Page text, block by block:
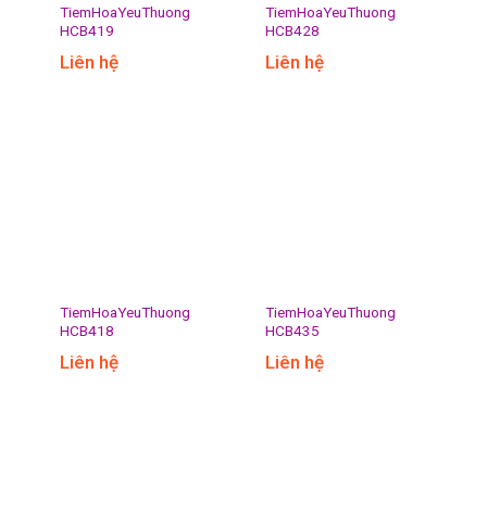
TiemHoaYeuThuong
HCB419
Liên hệ
TiemHoaYeuThuong
HCB428
Liên hệ
TiemHoaYeuThuong
HCB418
Liên hệ
TiemHoaYeuThuong
HCB435
Liên hệ